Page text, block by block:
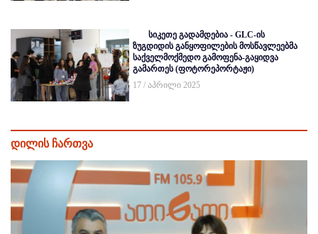
სიკეთე გადამდებია - GLC-ის
ზუგდიდის განყოფილების მოსწავლეებმა
საქველმოქმედო გამოფენა-გაყიდვა
გამართეს (ფოტორეპორტაჟი)
17 / აპრილი 2025
დილის ჩართვა